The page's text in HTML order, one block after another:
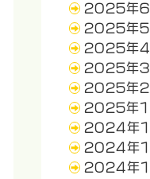
2025年6
2025年5
2025年4
2025年3
2025年2
2025年1
2024年
2024年
2024年